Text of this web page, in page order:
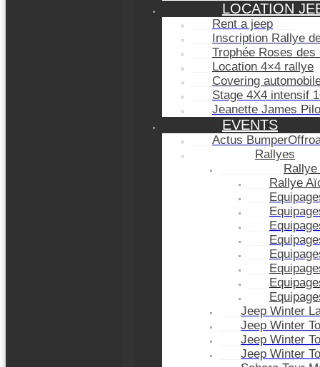
LOCATION
Rent a jeep
Inscription Rallye
Trophée Roses des
Location 4×4 rallye
Covering
Stage 4X4 intensif
Jeanette James
EVENTS
Actus
Rallyes
Rallye
Jeep Winter
Jeep Winter
Jeep Winter
Jeep Winter